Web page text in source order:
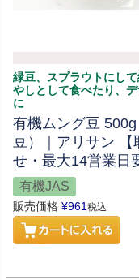
緑豆、スプラウトにし
やしとして食べたり、デ
に
有機ムング豆
豆）｜アリサン 【
せ・最大14営業日
有機JAS
販売価格 ¥961税込